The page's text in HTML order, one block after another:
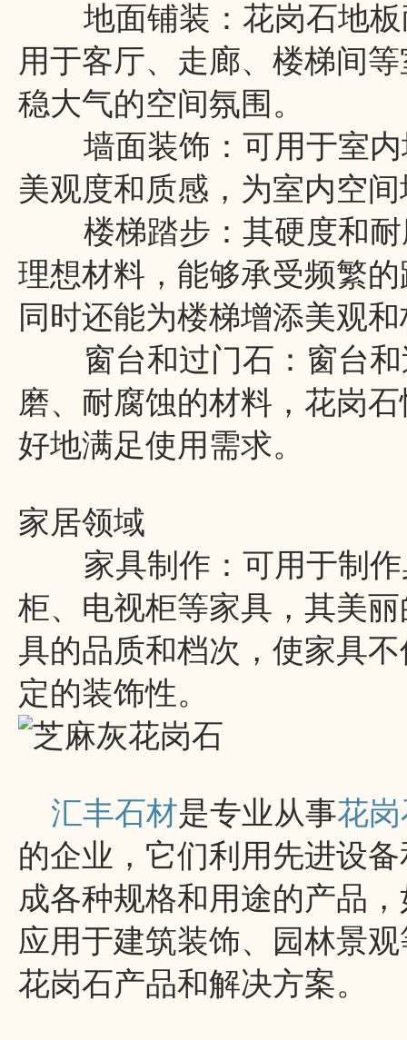
地面铺装：花岗石地板
用于客厅、走廊、楼梯间
稳大气的空间氛围。
墙面装饰：可用于室内
美观度和质感，为室内空
楼梯踏步：其硬度和耐
理想材料，能够承受频繁
同时还能为楼梯增添美观
窗台和过门石：窗台和
磨、耐腐蚀的材料，花岗
好地满足使用需求。
家居领域
家具制作：可用于制作
柜、电视柜等家具，其美
具的品质和档次，使家具
定的装饰性。
汇丰石材是专业从事花
的企业，它们利用先进设
成各种规格和用途的产品
应用于建筑装饰、园林景
花岗石产品和解决方案。